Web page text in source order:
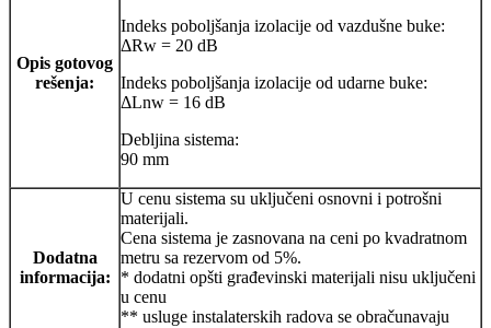
Opis gotovog
rešenja:
Indeks poboljšanja izolacije od vazdušne buke:
ΔRw = 20 dB
Indeks poboljšanja izolacije od udarne buke:
ΔLnw = 16 dB
Debljina sistema:
90 mm
Dodatna
informacija:
U cenu sistema su uključeni osnovni i potrošni
materijali.
Cena sistema je zasnovana na ceni po kvadratnom
metru sa rezervom od 5%.
* dodatni opšti građevinski materijali nisu uključeni
u cenu
** usluge instalaterskih radova se obračunavaju